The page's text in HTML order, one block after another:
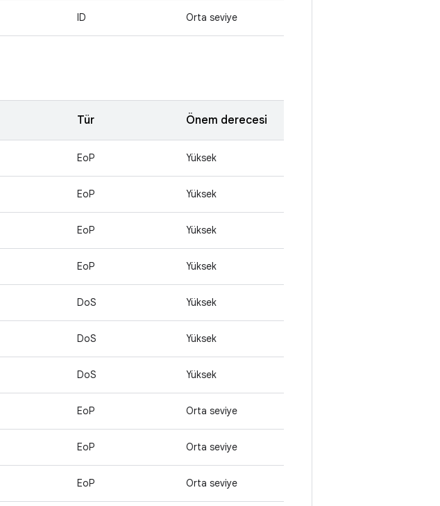
ID Orta seviye
Tür Önem derecesi
EoP Yüksek
EoP Yüksek
EoP Yüksek
EoP Yüksek
DoS Yüksek
DoS Yüksek
DoS Yüksek
EoP Orta seviye
EoP Orta seviye
EoP Orta seviye